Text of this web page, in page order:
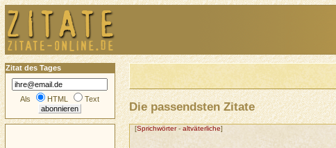
Die passendsten Zitate
[Sprichwörter- altväterliche]
Zitat des Tages
Als HTML Text